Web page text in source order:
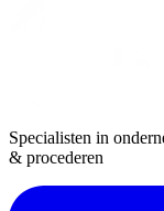
Specialisten in
& procederen